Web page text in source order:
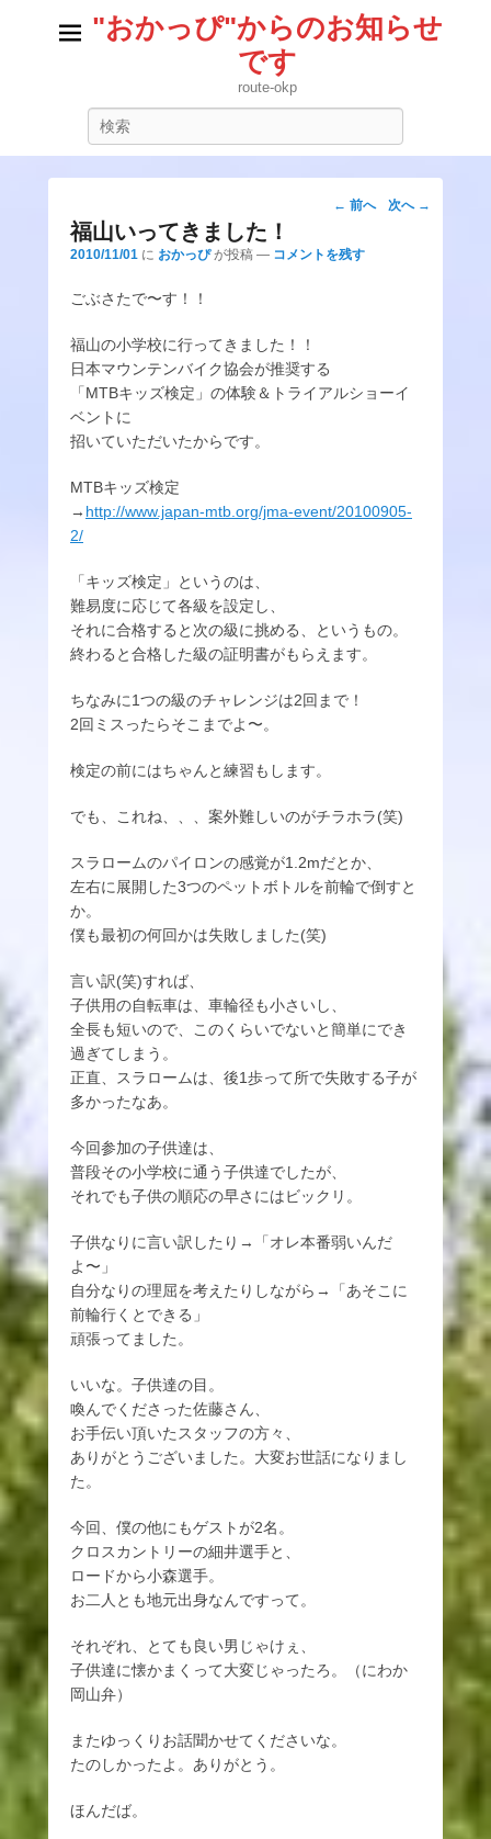
"おかっぴ"からのお知らせ
です
route-okp
投
ナ
ン
← 前へ 次へ →
福山いってきました！
2010/11/01 に おかっぴ が投稿 — コメントを残す
ごぶさたで〜す！！
福山の小学校に行ってきました！！
日本マウンテンバイク協会が推奨する
「MTBキッズ検定」の体験＆トライアルショーイ
ベントに
招いていただいたからです。
MTBキッズ検定
→ http://www.japan-mtb.org/jma-event/20100905-
2/
「キッズ検定」というのは、
難易度に応じて各級を設定し、
それに合格すると次の級に挑める、というもの。
終わると合格した級の証明書がもらえます。
ちなみに1つの級のチャレンジは2回まで！
2回ミスったらそこまでよ〜。
検定の前にはちゃんと練習もします。
でも、これね、、、案外難しいのがチラホラ(笑)
スラロームのパイロンの感覚が1.2mだとか、
左右に展開した3つのペットボトルを前輪で倒すと
か。
僕も最初の何回かは失敗しました(笑)
言い訳(笑)すれば、
子供用の自転車は、車輪径も小さいし、
全長も短いので、このくらいでないと簡単にでき
過ぎてしまう。
正直、スラロームは、後1歩って所で失敗する子が
多かったなあ。
今回参加の子供達は、
普段その小学校に通う子供達でしたが、
それでも子供の順応の早さにはビックリ。
子供なりに言い訳したり→「オレ本番弱いんだ
よ〜」
自分なりの理屈を考えたりしながら→「あそこに
前輪行くとできる」
頑張ってました。
いいな。子供達の目。
喚んでくださった佐藤さん、
お手伝い頂いたスタッフの方々、
ありがとうございました。大変お世話になりまし
た。
今回、僕の他にもゲストが2名。
クロスカントリーの細井選手と、
ロードから小森選手。
お二人とも地元出身なんですって。
それぞれ、とても良い男じゃけぇ、
子供達に懐かまくって大変じゃったろ。（にわか
岡山弁）
またゆっくりお話聞かせてくださいな。
たのしかったよ。ありがとう。
ほんだば。